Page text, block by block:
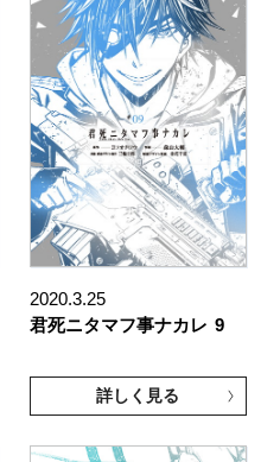
2020.3.25
君死ニタマフ事ナカレ 9
詳しく見る